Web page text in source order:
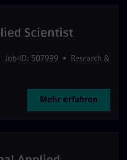
Scientist
Job-ID: 507999 • Research &
Mehr erfahren